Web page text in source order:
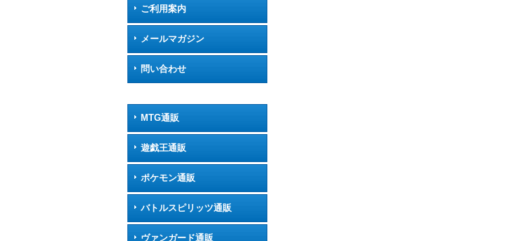
ご利用案内
メールマガジン
問い合わせ
MTG通販
遊戯王通販
ポケモン通販
バトルスピリッツ通販
ヴァンガード通販